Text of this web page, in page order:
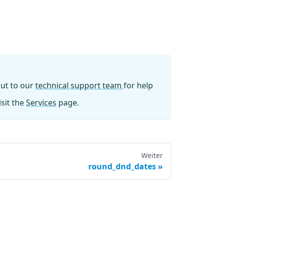
to ourtechnical support team for help
theServices page.
Weiter
round_dnd_dates